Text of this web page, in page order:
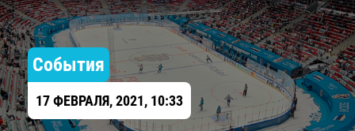
События
17 ФЕВРАЛЯ, 2021, 10:33